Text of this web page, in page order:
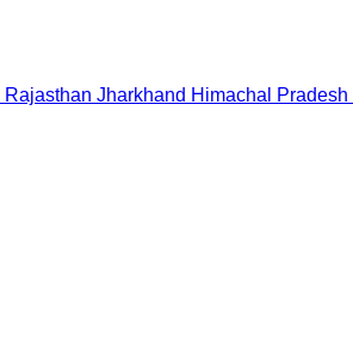
Rajasthan Jharkhand Himachal Pradesh